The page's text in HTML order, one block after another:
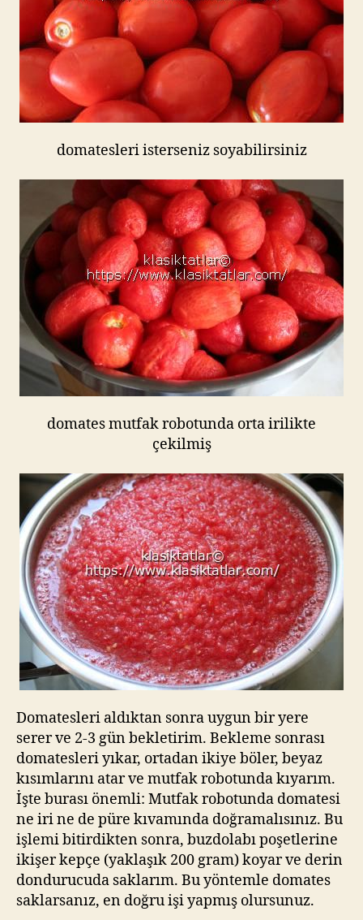
domatesleri isterseniz soyabilirsiniz
domates mutfak robotunda orta irilikte
çekilmiş
Domatesleri aldıktan sonra uygun bir yere
serer ve 2-3 gün bekletirim. Bekleme sonrası
domatesleri yıkar, ortadan ikiye böler, beyaz
kısımlarını atar ve mutfak robotunda kıyarım.
İşte burası önemli: Mutfak robotunda domatesi
ne iri ne de püre kıvamında doğramalısınız. Bu
işlemi bitirdikten sonra, buzdolabı poşetlerine
ikişer kepçe (yaklaşık 200 gram) koyar ve derin
dondurucuda saklarım. Bu yöntemle domates
saklarsanız, en doğru işi yapmış olursunuz.